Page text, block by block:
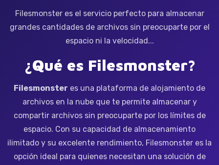
Filesmonster es el servicio perfecto para almacenar
grandes cantidades de archivos sin preocuparte por el
espacio ni la velocidad...
¿Qué es Filesmonster?
Filesmonster es una plataforma de alojamiento de
archivos en la nube que te permite almacenar y
compartir archivos sin preocuparte por los límites de
espacio. Con su capacidad de almacenamiento
ilimitado y su excelente rendimiento, Filesmonster es la
opción ideal para quienes necesitan una solución de